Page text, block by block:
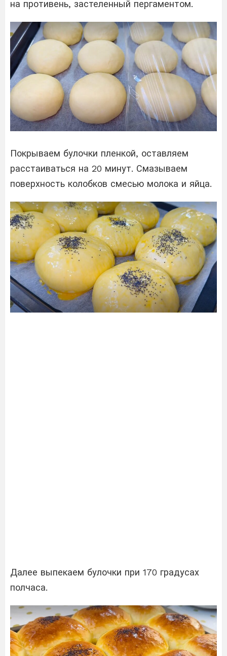
на противень, застеленный пергаментом.
Покрываем булочки пленкой, оставляем
расстаиваться на 20 минут. Смазываем
поверхность колобков смесью молока и яйца.
Далее выпекаем булочки при 170 градусах
полчаса.